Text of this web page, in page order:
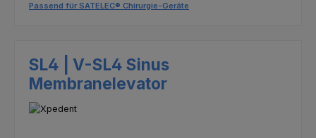
Passend für SATELEC® Chirurgie-Geräte
SL4 | V-SL4 Sinus
Membranelevator